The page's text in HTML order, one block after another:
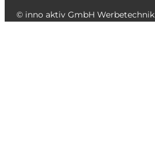
© inno aktiv GmbH Werbetechnik